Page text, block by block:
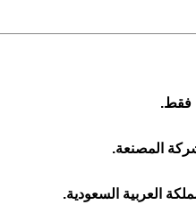
فقط.
المصنعة.
العربية السعودية.